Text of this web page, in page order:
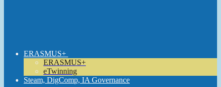
ERASMUS+
ERASMUS+
eTwinning
Steam, DigComp, IA Governance